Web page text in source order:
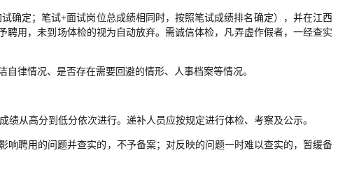
确定；笔试+面试岗位总成绩相同时，按照笔试成绩排名确定），并在江西
用，未到场体检的视为自动放弃。需诚信体检，凡弄虚作假者，一经查实
律情况、是否存在需要回避的情形、人事档案等情况。
从高分到低分依次进行。递补人员应按规定进行体检、考察及公示。
聘用的问题并查实的，不予备案；对反映的问题一时难以查实的，暂缓备